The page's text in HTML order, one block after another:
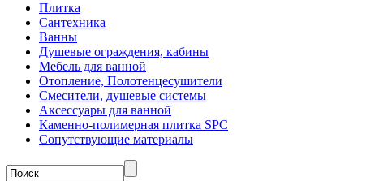
Плитка
Сантехника
Ванны
Душевые ограждения, кабины
Мебель для ванной
Отопление, Полотенцесушители
Смесители, душевые системы
Аксессуары для ванной
Каменно-полимерная плитка SPC
Сопутствующие материалы